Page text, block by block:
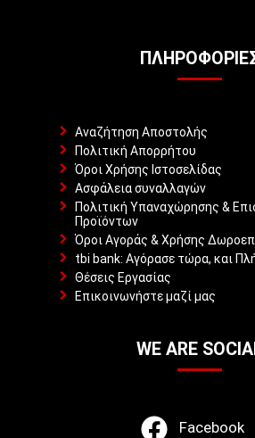
Αναζήτηση Αποστολής
Πολιτική Απορρήτου
Όροι Χρήσης Ιστοσελίδας
Ασφάλεια συναλλαγών
Πολιτική Υπαναχώρησης &
Προϊόντων
Όροι Αγοράς & Χρήσης
tbi bank: Αγόρασε τώρα, και
Θέσεις Εργασίας
Επικοινωνήστε μαζί μας
WE ARE
Facebook